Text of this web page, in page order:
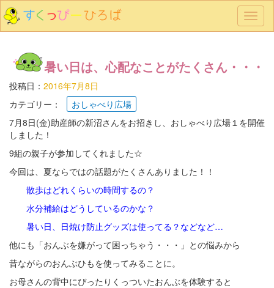
メ
ニ
暑い日は、心配なことがたくさん・・・
投稿日： 2016年7月8日
カテゴリー：
おしゃべり広場
7月8日(金)助産師の新沼さんをお招きし、おしゃべり広場１を開催
しました！
9組の親子が参加してくれました☆
今回は、夏ならではの話題がたくさんありました！！
散歩はどれくらいの時間するの？
水分補給はどうしているのかな？
暑い日、日焼け防止グッズは使ってる？などなど…
他にも「おんぶを嫌がって困っちゃう・・・」との悩みから
昔ながらのおんぶひもを使ってみることに。
お母さんの背中にぴったりくっついたおんぶを体験すると